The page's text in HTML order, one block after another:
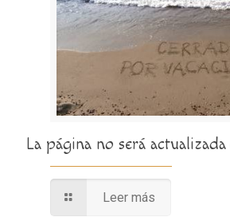
La página no será
Leer más